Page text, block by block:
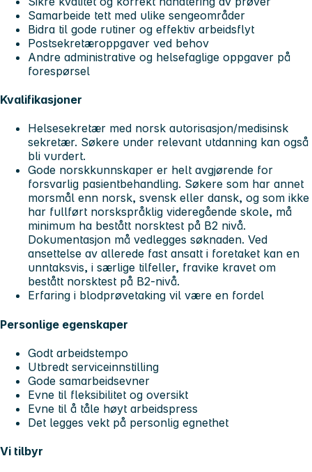
Samarbeide tett med ulike sengeområder
Bidra til gode rutiner og effektiv arbeidsflyt
Postsekretæroppgaver ved behov
Andre administrative og helsefaglige oppgaver på
forespørsel
Kvalifikasjoner
Helsesekretær med norsk autorisasjon/medisinsk
sekretær. Søkere under relevant utdanning kan også
bli vurdert.
Gode norskkunnskaper er helt avgjørende for
forsvarlig pasientbehandling. Søkere som har annet
morsmål enn norsk, svensk eller dansk, og som ikke
har fullført norskspråklig videregående skole, må
minimum ha bestått norsktest på B2 nivå.
Dokumentasjon må vedlegges søknaden. Ved
ansettelse av allerede fast ansatt i foretaket kan en
unntaksvis, i særlige tilfeller, fravike kravet om
bestått norsktest på B2-nivå.
Erfaring i blodprøvetaking vil være en fordel
Personlige egenskaper
Godt arbeidstempo
Utbredt serviceinnstilling
Gode samarbeidsevner
Evne til fleksibilitet og oversikt
Evne til å tåle høyt arbeidspress
Det legges vekt på personlig egnethet
Vi tilbyr